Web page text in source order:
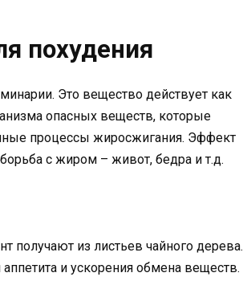
похудения
Это вещество действует как
опасных веществ, которые
процессы жиросжигания. Эффект
с жиром – живот, бедра и т.д.
получают из листьев чайного дерева.
и ускорения обмена веществ.